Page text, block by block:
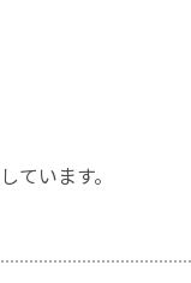
ています。